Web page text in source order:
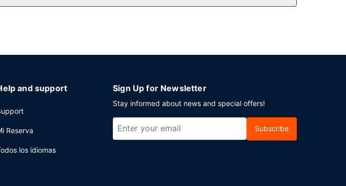
and support
Reserva
los idiomas
Sign Up for Newsletter
Stay informed about news and special offers!
Subscribe